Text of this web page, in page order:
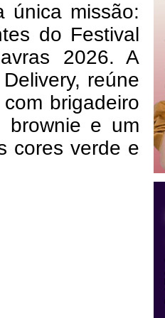
única missão:
do Festival
2026. A
reúne
brigadeiro
brownie e um
cores verde e